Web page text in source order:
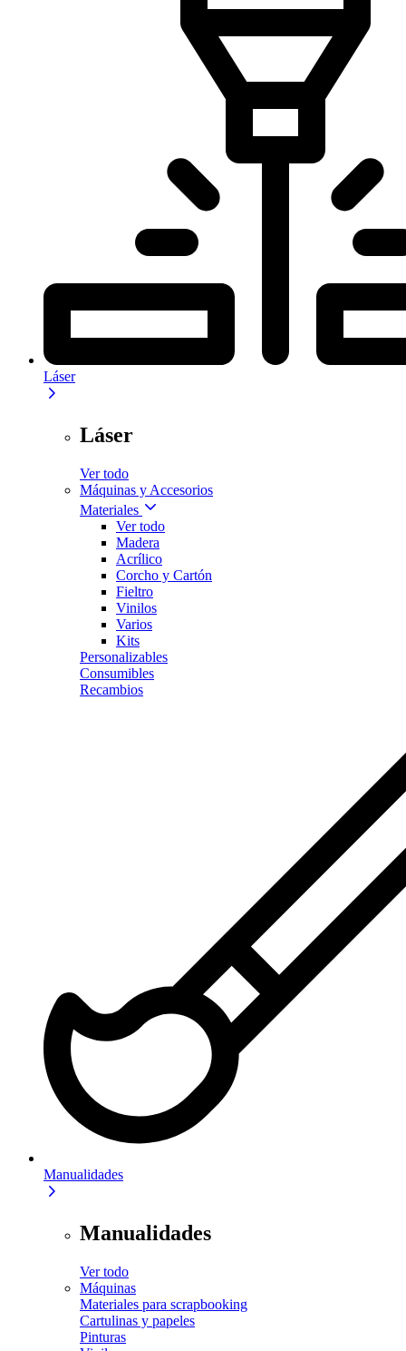
Láser
Láser
Ver todo
Máquinas y Accesorios
Materiales
Ver todo
Madera
Acrílico
Corcho y Cartón
Fieltro
Vinilos
Varios
Kits
Personalizables
Consumibles
Recambios
Manualidades
Manualidades
Ver todo
Máquinas
Materiales para scrapbooking
Cartulinas y papeles
Pinturas